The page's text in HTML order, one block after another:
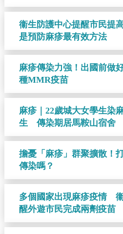
衞生防護中心提醒市民提
是預防麻疹最有效方法
麻疹傳染力強！出國前做
種MMR疫苗
麻疹｜22歲城大女學生染
生 傳染期居馬鞍山宿舍
擔憂「麻疹」群聚擴散！
傳染嗎？
多個國家出現麻疹疫情
醒外遊市民完成兩劑疫苗